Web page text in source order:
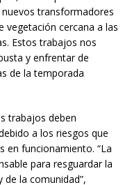
transformadores
vegetación cercana a las
Estos trabajos nos
y enfrentar de
de la temporada
trabajos deben
a los riesgos que
en funcionamiento. “La
para resguardar la
la comunidad”,